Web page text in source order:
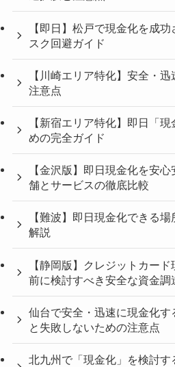
【即日】松戸で現金化を成
スク回避ガイド
【川崎エリア特化】安全・
注意点
【新宿エリア特化】即日「
めの完全ガイド
【金沢版】即日現金化を安
舗とサービスの徹底比較
【難波】即日現金化できる
解説
【静岡版】クレジットカー
前に検討すべき安全な資金調
仙台で安全・迅速に現金化
と失敗しないための注意点
北九州で「現金化」を検討